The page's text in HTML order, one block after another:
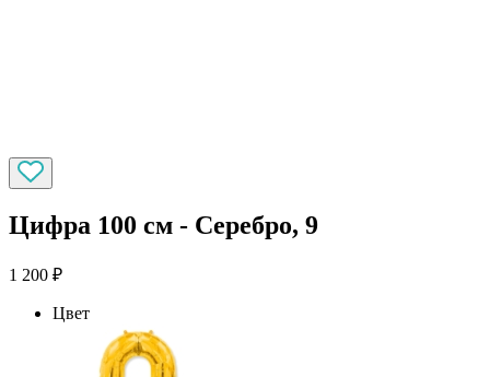
Цифра 100 см - Серебро, 9
1 200 ₽
Цвет